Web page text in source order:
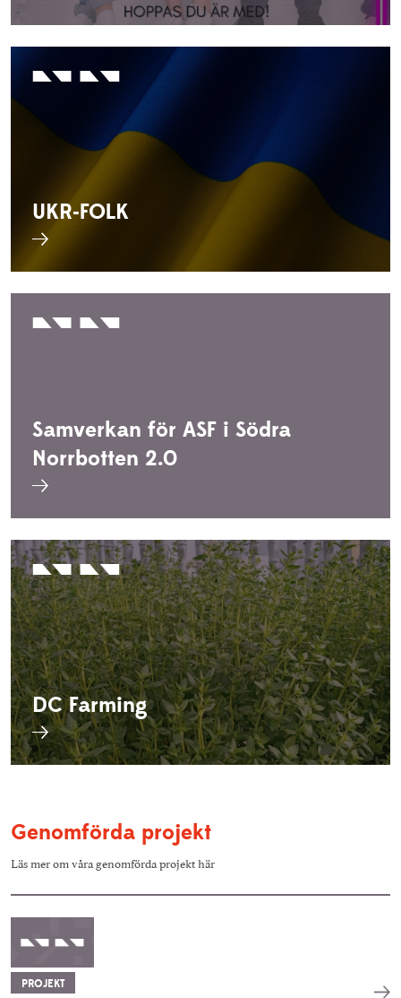
UKR-FOLK
Samverkan för ASF i Södra
Norrbotten 2.0
DC Farming
Genomförda projekt
Läs mer om våra genomförda projekt här
PROJEKT